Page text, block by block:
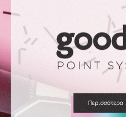
Περισσότερα